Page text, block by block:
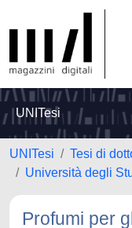
UNITesi
UNITesi
Tesi di
Università degli
Profumi per